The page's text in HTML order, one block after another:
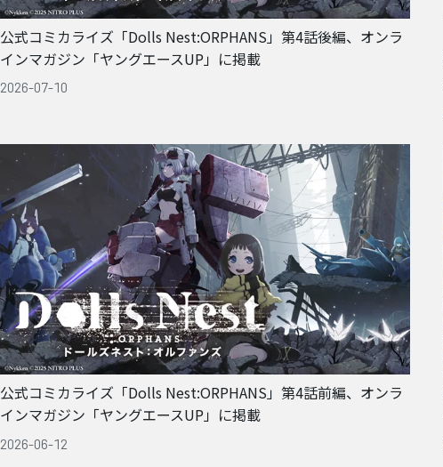
公式コミカライズ「Dolls Nest:ORPHANS」第4話後編、オンラ
インマガジン「ヤングエースUP」に掲載
2026-07-10
公式コミカライズ「Dolls Nest:ORPHANS」第4話前編、オンラ
インマガジン「ヤングエースUP」に掲載
2026-06-12